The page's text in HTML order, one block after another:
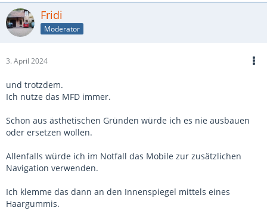
Fridi
Moderator
3. April 2024
und trotzdem.
Ich nutze das MFD immer.
Schon aus ästhetischen Gründen würde ich es nie ausbauen
oder ersetzen wollen.
Allenfalls würde ich im Notfall das Mobile zur zusätzlichen
Navigation verwenden.
Ich klemme das dann an den Innenspiegel mittels eines
Haargummis.